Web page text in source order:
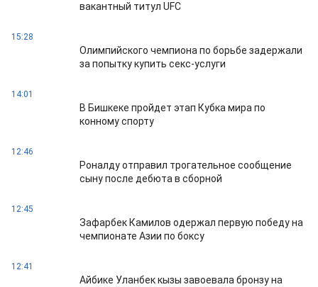
вакантный титул UFC
15:28
Олимпийского чемпиона по борьбе задержали
за попытку купить секс-услуги
14:01
В Бишкеке пройдет этап Кубка мира по
конному спорту
12:46
Роналду отправил трогательное сообщение
сыну после дебюта в сборной
12:45
Зафарбек Камилов одержал первую победу на
чемпионате Азии по боксу
12:41
Айбике Уланбек кызы завоевала бронзу на